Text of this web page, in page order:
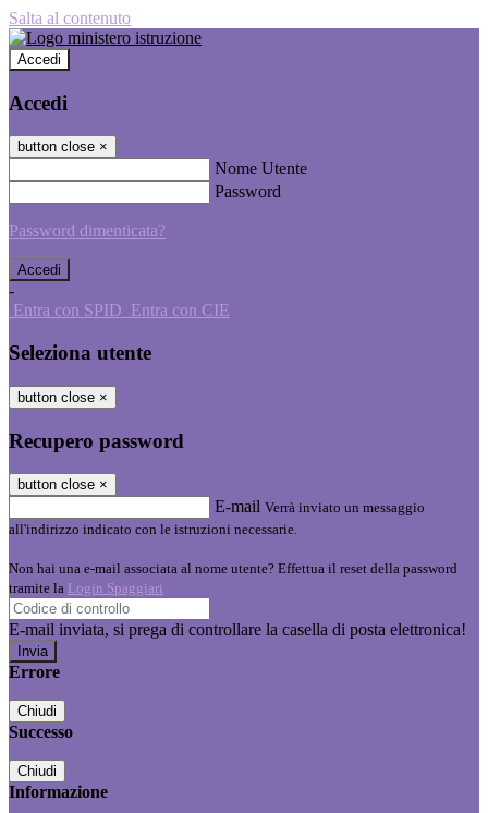
Salta al contenuto
Accedi
Accedi
button close ×
Nome Utente
Password
Password dimenticata?
-
Entra con SPID Entra con CIE
Seleziona utente
button close ×
Recupero password
button close ×
E-mail Verrà inviato un messaggio
all'indirizzo indicato con le istruzioni necessarie.
Non hai una e-mail associata al nome utente? Effettua il reset della password
tramite la Login Spaggiari
E-mail inviata, si prega di controllare la casella di posta elettronica!
Errore
Chiudi
Successo
Chiudi
Informazione